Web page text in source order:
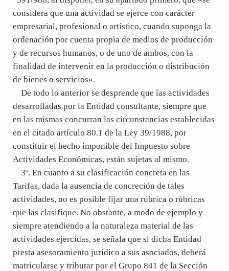
considera que una actividad se ejerce con carácter
empresarial, profesional o artístico, cuando suponga la
ordenación por cuenta propia de medios de producción
y de recursos humanos, o de uno de ambos, con la
finalidad de intervenir en la producción o distribución
de bienes o servicios».
De todo lo anterior se desprende que las actividades
desarrolladas por la Entidad consultante, siempre que
en las mismas concurran las circunstancias establecidas
en el citado artículo 80.1 de la Ley 39/1988, por
constituir el hecho imponible del Impuesto sobre
Actividades Económicas, están sujetas al mismo.
3º. En cuanto a su clasificación concreta en las
Tarifas, dada la ausencia de concreción de tales
actividades, no es posible fijar una rúbrica o rúbricas
que las clasifique. No obstante, a modo de ejemplo y
siempre atendiendo a la naturaleza material de las
actividades ejercidas, se señala que si dicha Entidad
presta asesoramiento jurídico a sus asociados, deberá
matricularse y tributar por el Grupo 841 de la Sección